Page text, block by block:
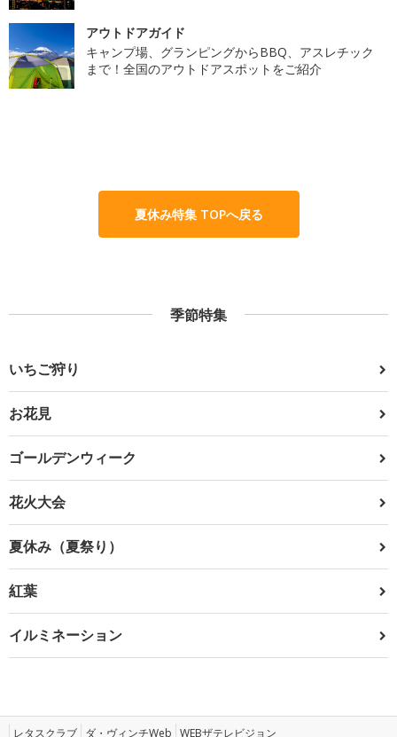
アウトドアガイド
キャンプ場、グランピングからBBQ、アスレチック
まで！全国のアウトドアスポットをご紹介
夏休み特集 TOPへ戻る
季節特集
いちご狩り
お花見
ゴールデンウィーク
花火大会
夏休み（夏祭り）
紅葉
イルミネーション
レタスクラブ ダ・ヴィンチWeb WEBザテレビジョン